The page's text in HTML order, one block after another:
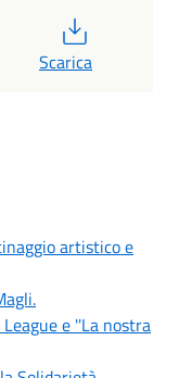
Scarica
artistico e
e ''La nostra